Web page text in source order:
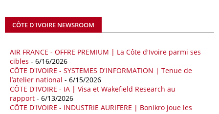
coopération et les investissements dans le secteur énergétique. Cette
séquence survient alors que Rome cherche à réduire son exposition
18/04/26 ALGERIE - BP
La multinationale BP signe son retour en Algérie où un permis de
prospection d’hydrocarbures dans le bassin oriental lui a été attribué
par l’Agence nationale pour la valorisation des ressources en
hydrocarbures (ALNAFT). L’information rendue publique mercredi 15
avril par l’institution, intervient dans le cadre de sa politique de relance
CÔTE D'IVOIRE NEWSROOM
AIR FRANCE - OFFRE PREMIUM | La Côte d'Ivoire parmi ses
cibles - 6/16/2026
CÔTE D'IVOIRE - SYSTEMES D'INFORMATION | Tenue de
l’atelier national - 6/15/2026
CÔTE D'IVOIRE - IA | Visa et Wakefield Research au
rapport - 6/13/2026
CÔTE D'IVOIRE - INDUSTRIE AURIFERE | Bonikro joue les